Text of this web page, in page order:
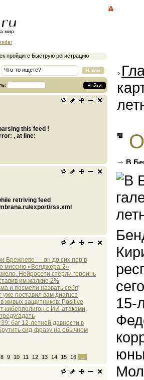
мир
пройдите Быструю регистрацию
this feed !
, at line:
retriving feed
export/rss.xml
Брежневе — он до сих пор в
миссию «Вояджера-2»
Нейросети стёрли героинь
им жалкие 2%
и посмели назвать себя
поставил вам диагноз
живых защитников: Positive
киберполигон с ИИ-атаками,
баг 12-летней давности в
сид-фразу на обычном
8 9 10 11 12 13 14 15 16 →
В
15-